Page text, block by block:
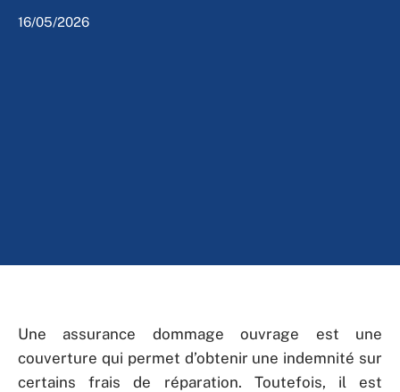
16/05/2026
Une assurance dommage ouvrage est une
couverture qui permet d’obtenir une indemnité sur
certains frais de réparation. Toutefois, il est